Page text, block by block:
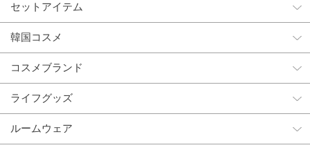
セットアイテム
韓国コスメ
コスメブランド
ライフグッズ
ルームウェア